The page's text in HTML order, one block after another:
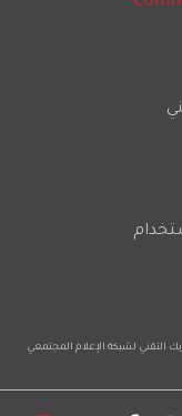
التقني لشبكة الإعلام المجتمعي